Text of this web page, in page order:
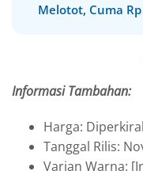
Melotot, Cuma
Informasi Tambahan:
Harga:
Tanggal Rilis:
Varian Warna: